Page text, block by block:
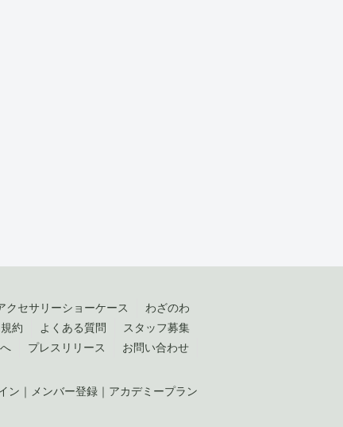
クセサリーショーケース
わざのわ
約 よくある質問
スタッフ募集
プレスリリース お問い合わせ
ン ｜ メンバー登録 ｜ アカデミープラン